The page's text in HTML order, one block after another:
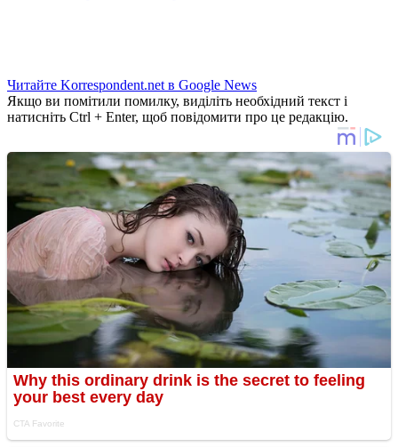
Читайте Korrespondent.net в Google News
Якщо ви помітили помилку, виділіть необхідний текст і
натисніть Ctrl + Enter, щоб повідомити про це редакцію.